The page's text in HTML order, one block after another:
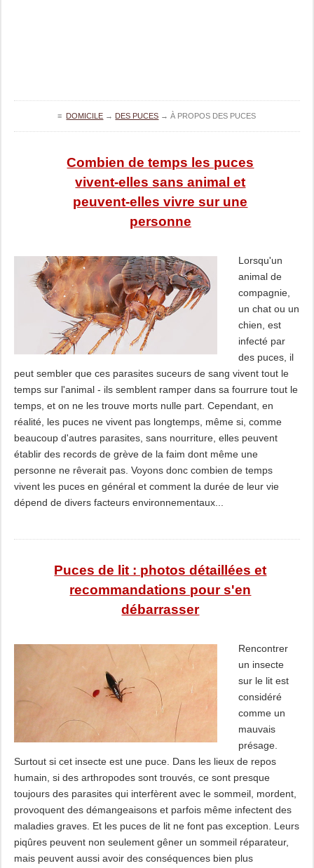
≡ DOMICILE → DES PUCES →À PROPOS DES PUCES
Combien de temps les puces
vivent-elles sans animal et
peuvent-elles vivre sur une
personne
Lorsqu'un
animal de
compagnie,
un chat ou un
chien, est
infecté par
des puces, il
peut sembler que ces parasites suceurs de sang vivent tout le
temps sur l'animal - ils semblent ramper dans sa fourrure tout le
temps, et on ne les trouve morts nulle part. Cependant, en
réalité, les puces ne vivent pas longtemps, même si, comme
beaucoup d'autres parasites, sans nourriture, elles peuvent
établir des records de grève de la faim dont même une
personne ne rêverait pas. Voyons donc combien de temps
vivent les puces en général et comment la durée de leur vie
dépend de divers facteurs environnementaux...
Puces de lit : photos détaillées et
recommandations pour s'en
débarrasser
Rencontrer
un insecte
sur le lit est
considéré
comme un
mauvais
présage.
Surtout si cet insecte est une puce. Dans les lieux de repos
humain, si des arthropodes sont trouvés, ce sont presque
toujours des parasites qui interfèrent avec le sommeil, mordent,
provoquent des démangeaisons et parfois même infectent des
maladies graves. Et les puces de lit ne font pas exception. Leurs
piqûres peuvent non seulement gêner un sommeil réparateur,
mais peuvent aussi avoir des conséquences bien plus